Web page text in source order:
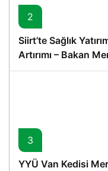
2
Siirt’te Sağlık
Artırımı – Bakan
3
YYÜ Van Kedisi